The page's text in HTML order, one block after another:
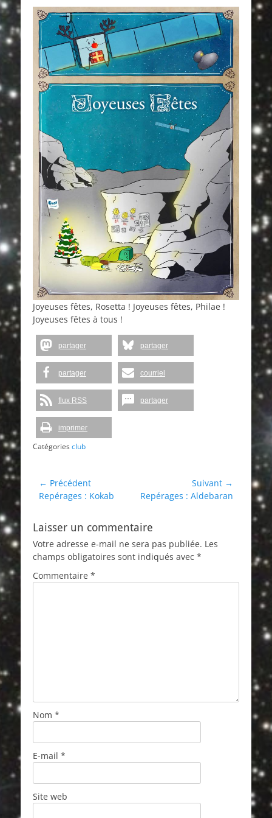
Joyeuses fêtes, Rosetta ! Joyeuses fêtes, Philae !
Joyeuses fêtes à tous !
partager partager
partager courriel
flux RSS partager
imprimer
Catégoriesclub
Navigation
de
← Précédent
Article
Repérages : Kokab
Suivant →
Article
Repérages : Aldebaran
Laisser un commentaire
Votre adresse e-mail ne sera pas publiée. Les
champs obligatoires sont indiqués avec *
Commentaire *
Nom *
E-mail *
Site web